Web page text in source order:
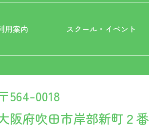
用案内 スクール・イベント
564-0018
阪府吹田市岸部新町２